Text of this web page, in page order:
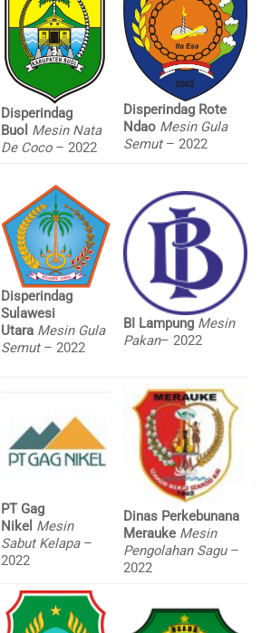
Disperindag
Buol Mesin Nata
De Coco– 2022
Disperindag Rote
Ndao Mesin Gula
Semut– 2022
Disperindag
Sulawesi
Utara Mesin Gula
Semut– 2022
BI Lampung Mesin
Pakan– 2022
PT Gag
Nikel Mesin
Sabut Kelapa –
2022
Dinas Perkebunana
Merauke Mesin
Pengolahan Sagu –
2022